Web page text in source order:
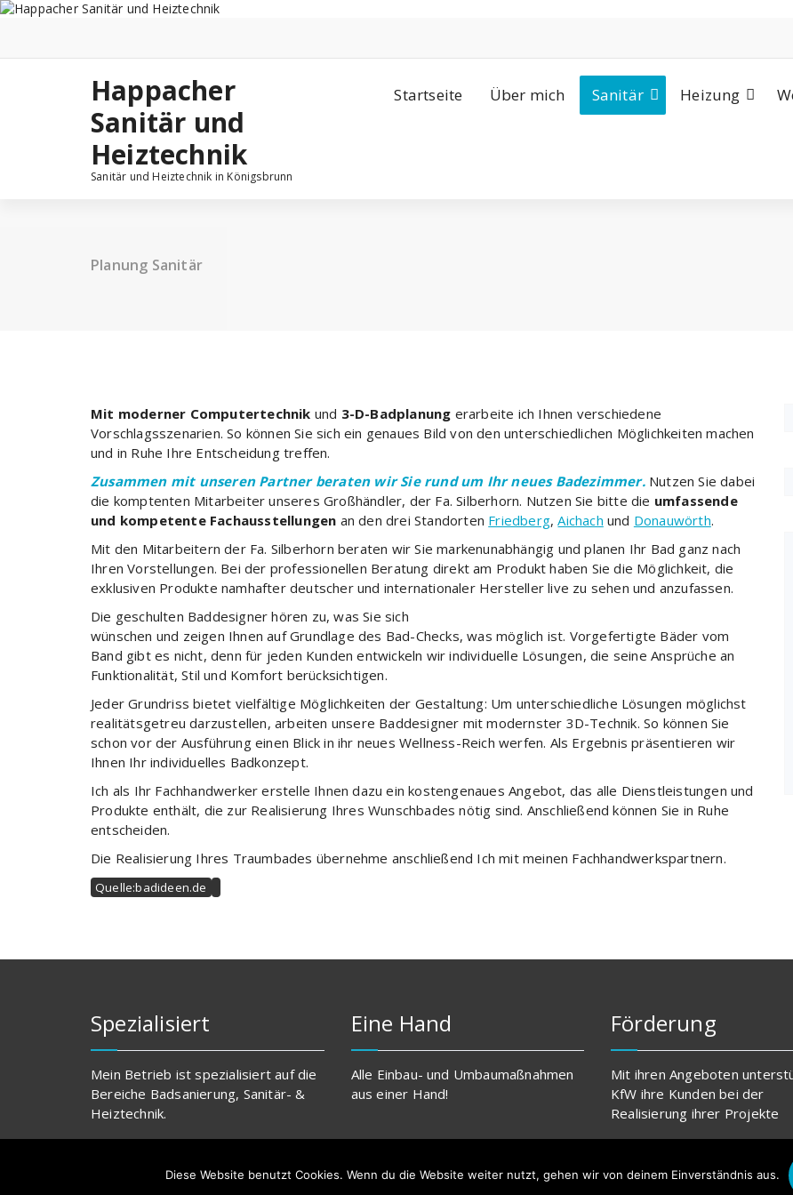
Zum
Happacher
Sanitär und
Heiztechnik
Sanitär und Heiztechnik in Königsbrunn
Startseite Über mich Sanitär Heizung
Planung Sanitär
Mit moderner Computertechnik und 3-D-Badplanung erarbeite ich Ihnen verschiedene
Vorschlagsszenarien. So können Sie sich ein genaues Bild von den unterschiedlichen Möglichkeiten machen
und in Ruhe Ihre Entscheidung treffen.
Zusammen mit unseren Partner beraten wir Sie rund um Ihr neues Badezimmer. Nutzen Sie dabei
die komptenten Mitarbeiter unseres Großhändler, der Fa. Silberhorn. Nutzen Sie bitte die umfassende
und kompetente Fachausstellungen an den drei Standorten Friedberg,Aichach und Donauwörth.
Mit den Mitarbeitern der Fa. Silberhorn beraten wir Sie markenunabhängig und planen Ihr Bad ganz nach
Ihren Vorstellungen. Bei der professionellen Beratung direkt am Produkt haben Sie die Möglichkeit, die
exklusiven Produkte namhafter deutscher und internationaler Hersteller live zu sehen und anzufassen.
Die geschulten Baddesigner hören zu, was Sie sich
wünschen und zeigen Ihnen auf Grundlage des Bad-Checks, was möglich ist. Vorgefertigte Bäder vom
Band gibt es nicht, denn für jeden Kunden entwickeln wir individuelle Lösungen, die seine Ansprüche an
Funktionalität, Stil und Komfort berücksichtigen.
Jeder Grundriss bietet vielfältige Möglichkeiten der Gestaltung: Um unterschiedliche Lösungen möglichst
realitätsgetreu darzustellen, arbeiten unsere Baddesigner mit modernster 3D-Technik. So können Sie
schon vor der Ausführung einen Blick in ihr neues Wellness-Reich werfen. Als Ergebnis präsentieren wir
Ihnen Ihr individuelles Badkonzept.
Ich als Ihr Fachhandwerker erstelle Ihnen dazu ein kostengenaues Angebot, das alle Dienstleistungen und
Produkte enthält, die zur Realisierung Ihres Wunschbades nötig sind. Anschließend können Sie in Ruhe
entscheiden.
Die Realisierung Ihres Traumbades übernehme anschließend Ich mit meinen Fachhandwerkspartnern.
Quelle:badideen.de
Spezialisiert
Mein Betrieb ist spezialisiert auf die
Bereiche Badsanierung, Sanitär- &
Heiztechnik.
Eine Hand
Alle Einbau- und Umbaumaßnahmen
aus einer Hand!
Förderung
Mit ihren Angeboten
KfW ihre Kunden bei der
Realisierung ihrer Projekte
Diese Website benutzt Cookies. Wenn du die Website weiter nutzt, gehen wir von deinem Einverständnis aus.